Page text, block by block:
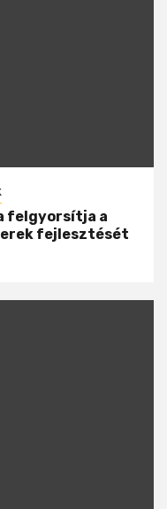
felgyorsítja a
fejlesztését